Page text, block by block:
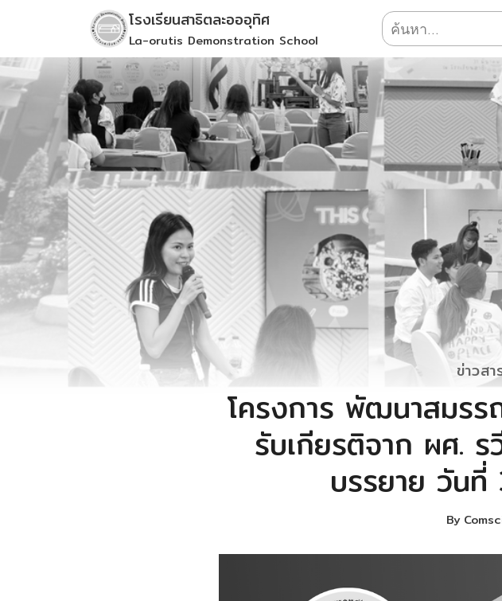
content
โรงเรียนสาธิตละอออุทิศ
La-orutis Demonstration School
ข่าวส
โครงการ พัฒนาสมรร
รับเกียรติจาก ผศ.
บรรยาย วันที่
By